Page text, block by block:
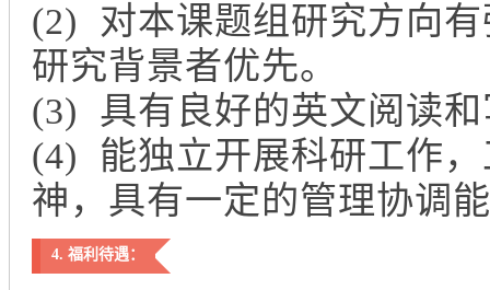
(2) 对本课题组研究方向
研究背景者优先。
(3) 具有良好的英文阅读
(4) 能独立开展科研工作
神，具有一定的管理协调
4. 福利待遇：